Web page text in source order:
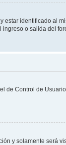
identificado al
o salida del
de Control de
y solamente será